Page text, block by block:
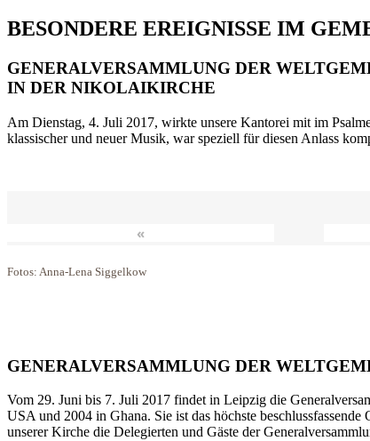
BESONDERE EREIGNISSE IM
GENERALVERSAMMLUNG DER
IN DER NIKOLAIKIRCHE
Am Dienstag, 4. Juli 2017, wirkte unsere Kantorei mit im
klassischer und neuer Musik, war speziell für diesen Anlass
«
Fotos: Anna-Lena Siggelkow
GENERALVERSAMMLUNG DER
Vom 29. Juni bis 7. Juli 2017 findet in Leipzig die
USA und 2004 in Ghana. Sie ist das höchste
unserer Kirche die Delegierten und Gäste der